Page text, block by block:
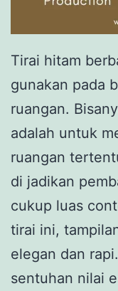
Tirai hitam
gunakan pada
ruangan.
adalah untuk
ruangan
di jadikan
cukup luas
tirai ini,
elegan dan
sentuhan nilai